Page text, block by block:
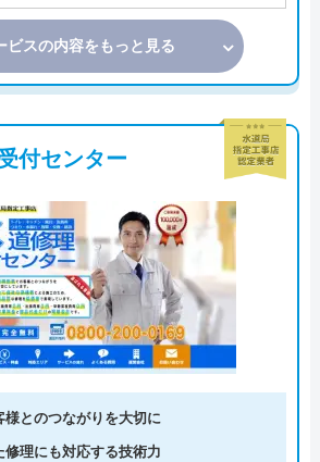
ビスの内容をもっと見る
付センター
様とのつながりを大切に
修理にも対応する技術力